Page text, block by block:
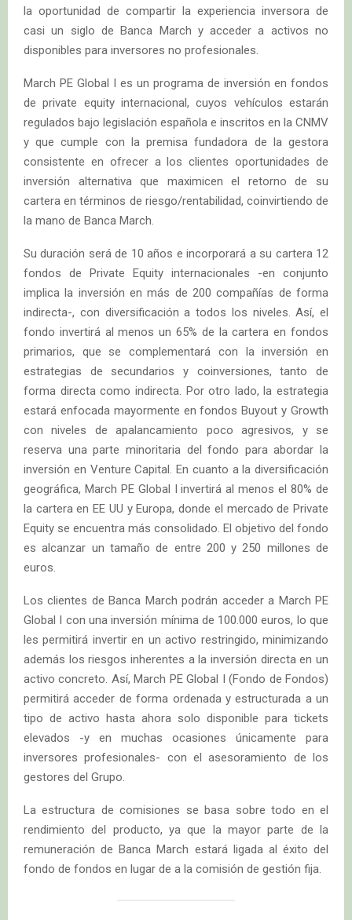
la oportunidad de compartir la experiencia inversora de
casi un siglo de Banca March y acceder a activos no
disponibles para inversores no profesionales.
March PE Global I es un programa de inversión en fondos
de private equity internacional, cuyos vehículos estarán
regulados bajo legislación española e inscritos en la CNMV
y que cumple con la premisa fundadora de la gestora
consistente en ofrecer a los clientes oportunidades de
inversión alternativa que maximicen el retorno de su
cartera en términos de riesgo/rentabilidad, coinvirtiendo de
la mano de Banca March.
Su duración será de 10 años e incorporará a su cartera 12
fondos de Private Equity internacionales -en conjunto
implica la inversión en más de 200 compañías de forma
indirecta-, con diversificación a todos los niveles. Así, el
fondo invertirá al menos un 65% de la cartera en fondos
primarios, que se complementará con la inversión en
estrategias de secundarios y coinversiones, tanto de
forma directa como indirecta. Por otro lado, la estrategia
estará enfocada mayormente en fondos Buyout y Growth
con niveles de apalancamiento poco agresivos, y se
reserva una parte minoritaria del fondo para abordar la
inversión en Venture Capital. En cuanto a la diversificación
geográfica, March PE Global I invertirá al menos el 80% de
la cartera en EE UU y Europa, donde el mercado de Private
Equity se encuentra más consolidado. El objetivo del fondo
es alcanzar un tamaño de entre 200 y 250 millones de
euros.
Los clientes de Banca March podrán acceder a March PE
Global I con una inversión mínima de 100.000 euros, lo que
les permitirá invertir en un activo restringido, minimizando
además los riesgos inherentes a la inversión directa en un
activo concreto. Así, March PE Global I (Fondo de Fondos)
permitirá acceder de forma ordenada y estructurada a un
tipo de activo hasta ahora solo disponible para tickets
elevados -y en muchas ocasiones únicamente para
inversores profesionales- con el asesoramiento de los
gestores del Grupo.
La estructura de comisiones se basa sobre todo en el
rendimiento del producto, ya que la mayor parte de la
remuneración de Banca March estará ligada al éxito del
fondo de fondos en lugar de a la comisión de gestión fija.